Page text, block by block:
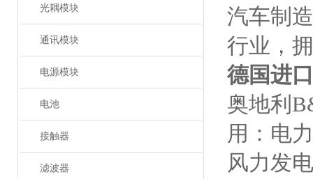
光耦模块
通讯模块
电源模块
电池
接触器
滤波器
汽车制
行业，
德国进
奥地利
用：电
风力发